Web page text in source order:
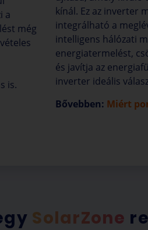
a
még
is.
kínál. Ez az inverter
integrálható a
intelligens hálózati
energiatermelést,
és javítja az
inverter ideális
Bővebben: Miért
SolarZone